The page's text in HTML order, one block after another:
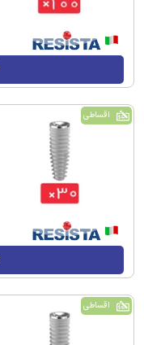
اقساطی
اقساطی